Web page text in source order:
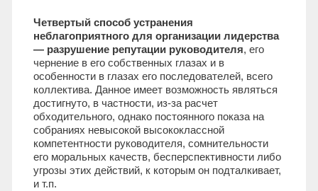
Четвертый способ устранения
неблагоприятного для организации лидерства
— разрушение репутации руководителя, его
чернение в его собственных глазах и в
особенности в глазах его последователей, всего
коллектива. Данное имеет возможность являться
достигнуто, в частности, из-за расчет
обходительного, однако постоянного показа на
собраниях невысокой высококлассной
компетентности руководителя, сомнительности
его моральных качеств, бесперспективности либо
угрозы этих действий, к которым он подталкивает,
и т.п.